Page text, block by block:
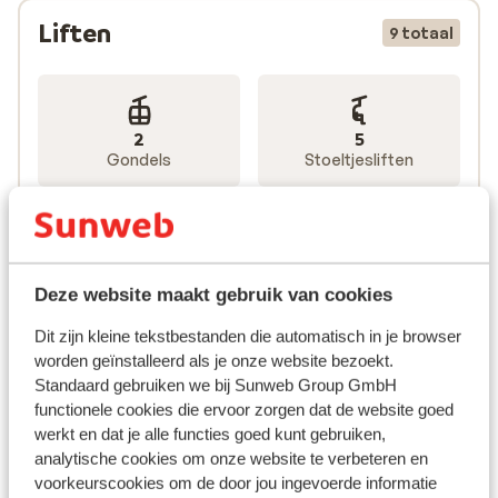
Deze website maakt gebruik van cookies
Dit zijn kleine tekstbestanden die automatisch in je browser
worden geïnstalleerd als je onze website bezoekt.
Standaard gebruiken we bij Sunweb Group GmbH
functionele cookies die ervoor zorgen dat de website goed
werkt en dat je alle functies goed kunt gebruiken,
analytische cookies om onze website te verbeteren en
voorkeurscookies om de door jou ingevoerde informatie
Liften 9 totaal
2
Gondels
5
Stoeltjesliften
2
Sleepliften